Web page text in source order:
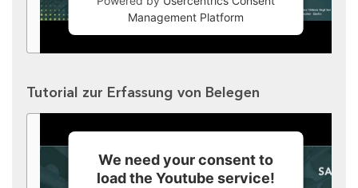
Management Platform
Tutorial zur Erfassung von Belegen
We need your consent to
load the Youtube service!